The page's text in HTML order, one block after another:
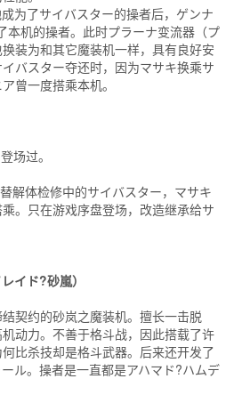
为了サイバスター的操者后，ゲンナ
本机的操者。此时プラーナ变流器（プ
装为和其它魔装机一样，具有良好安
バスター夺还时，因为マサキ换乘サ
曾一度搭乘本机。
场过。
解体检修中的サイバスター，マサキ
。只在游戏序盘登场，改造继承给サ
イド?砂嵐）
契约的砂岚之魔装机。擅长一击脱
动力。不善于格斗战，因此搭载了许
比杀技却是格斗武器。后来还开发了
ル。操者是一直都是アハマド?ハムデ